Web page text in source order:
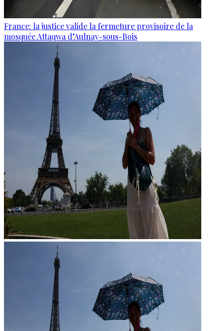
France: la justice valide la fermeture provisoire de la
mosquée Attaqwa d’Aulnay-sous-Bois